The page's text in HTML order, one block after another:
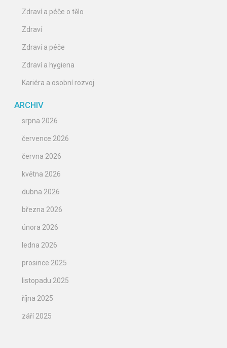
Zdraví a péče o tělo
Zdraví
Zdraví a péče
Zdraví a hygiena
Kariéra a osobní rozvoj
ARCHIV
srpna 2026
července 2026
června 2026
května 2026
dubna 2026
března 2026
února 2026
ledna 2026
prosince 2025
listopadu 2025
října 2025
září 2025